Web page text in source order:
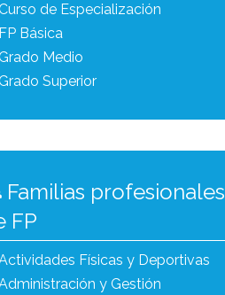
de Especialización
FP Básica
Grado Medio
Grado Superior
Familias profesionales
FP
Físicas y Deportivas
y Gestión